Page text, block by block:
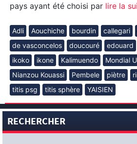
pays ayant été choisi par lire la
Adli Aouchiche bourdin callegari
de vasconcelos
doucouré edouard
ikoko
ikone Kalimuendo Mondial
Nianzou Kouassi
Pembele piètre
titis psg
titis sphère YAISIEN
RECHERCHER